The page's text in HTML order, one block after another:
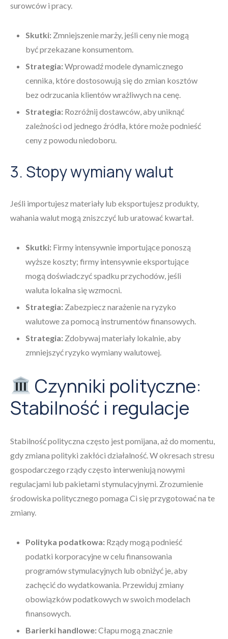
surowców i pracy.
Skutki: Zmniejszenie marży, jeśli ceny nie mogą
być przekazane konsumentom.
Strategia:Wprowadź modele dynamicznego
cennika, które dostosowują się do zmian kosztów
bez odrzucania klientów wrażliwych na cenę.
Strategia: Rozróżnij dostawców, aby uniknąć
zależności od jednego źródła, które może podnieść
ceny z powodu niedoboru.
3. Stopy wymiany walut
Jeśli importujesz materiały lub eksportujesz produkty,
wahania walut mogą zniszczyć lub uratować kwartał.
Skutki: Firmy intensywnie importujące ponoszą
wyższe koszty; firmy intensywnie eksportujące
mogą doświadczyć spadku przychodów, jeśli
waluta lokalna się wzmocni.
Strategia: Zabezpiecz narażenie na ryzyko
walutowe za pomocą instrumentów finansowych.
Strategia: Zdobywaj materiały lokalnie, aby
zmniejszyć ryzyko wymiany walutowej.
Czynniki polityczne:
Stabilność i regulacje
Stabilność polityczna często jest pomijana, aż do momentu,
gdy zmiana polityki zakłóci działalność. W okresach stresu
gospodarczego rządy często interweniują nowymi
regulacjami lub pakietami stymulacyjnymi. Zrozumienie
środowiska politycznego pomaga Ci się przygotować na te
zmiany.
Polityka podatkowa: Rządy mogą podnieść
podatki korporacyjne w celu finansowania
programów stymulacyjnych lub obniżyć je, aby
zachęcić do wydatkowania. Przewiduj zmiany
obowiązków podatkowych w swoich modelach
finansowych.
Barierki handlowe:Cłapu mogą znacznie